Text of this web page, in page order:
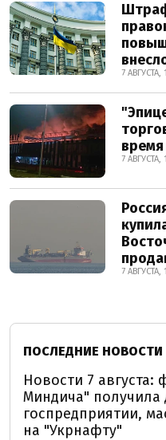
7 АВГУСТА,
7 АВГУСТА,
7 АВГУСТА,
ПОСЛЕДНИЕ НОВОСТИ
Новости 7 августа:
Миндича" получила
госпредприятии,
на "Укрнафту"